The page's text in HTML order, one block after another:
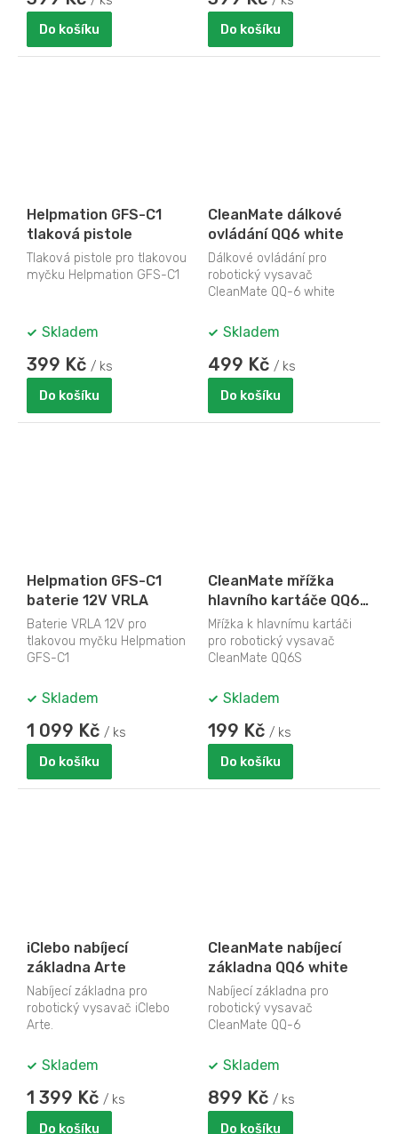
Do košíku Do košíku
Helpmation GFS-C1
tlaková pistole
Tlaková pistole pro tlakovou
myčku Helpmation GFS-C1
Skladem
399 Kč / ks
Do košíku
CleanMate dálkové
ovládání QQ6 white
Dálkové ovládání pro
robotický vysavač
CleanMate QQ-6 white
Skladem
499 Kč / ks
Do košíku
Helpmation GFS-C1
baterie 12V VRLA
Baterie VRLA 12V pro
tlakovou myčku Helpmation
GFS-C1
Skladem
1 099 Kč / ks
Do košíku
CleanMate mřížka
hlavního kartáče QQ6
ver.1
Mřížka k hlavnímu kartáči
pro robotický vysavač
CleanMate QQ6S
Skladem
199 Kč / ks
Do košíku
iClebo nabíjecí
základna Arte
Nabíjecí základna pro
robotický vysavač iClebo
Arte.
Skladem
1 399 Kč / ks
Do košíku
CleanMate nabíjecí
základna QQ6 white
Nabíjecí základna pro
robotický vysavač
CleanMate QQ-6
Skladem
899 Kč / ks
Do košíku